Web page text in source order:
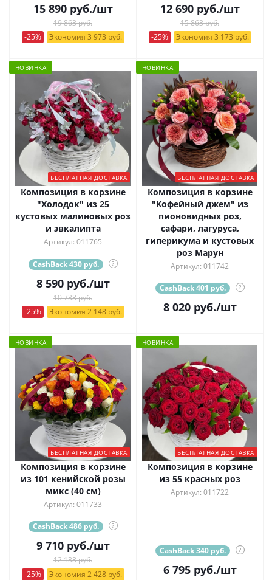
15 890руб./шт
19 863 руб.
-25%
Экономия 3 973 руб.
12 690руб./шт
15 863 руб.
-25%
Экономия 3 173 руб.
НОВИНКА
БЕСПЛАТНАЯ ДОСТАВКА
Композиция в корзине
"Холодок" из 25
кустовых малиновых роз
и эвкалипта
Артикул: 011765
CashBack 430 руб. ?
8 590руб./шт
10 738 руб.
-25%
Экономия 2 148 руб.
НОВИНКА
БЕСПЛАТНАЯ ДОСТАВКА
Композиция в корзине
"Кофейный джем" из
пионовидных роз,
сафари, лагуруса,
гиперикума и кустовых
роз Марун
Артикул: 011742
CashBack 401 руб. ?
8 020руб./шт
НОВИНКА
БЕСПЛАТНАЯ ДОСТАВКА
Композиция в корзине
из 101 кенийской розы
микс (40 см)
Артикул: 011733
CashBack 486 руб. ?
9 710руб./шт
12 138 руб.
-25%
Экономия 2 428 руб.
НОВИНКА
БЕСПЛАТНАЯ ДОСТАВКА
Композиция в корзине
из 55 красных роз
Артикул: 011722
CashBack 340 руб. ?
6 795руб./шт